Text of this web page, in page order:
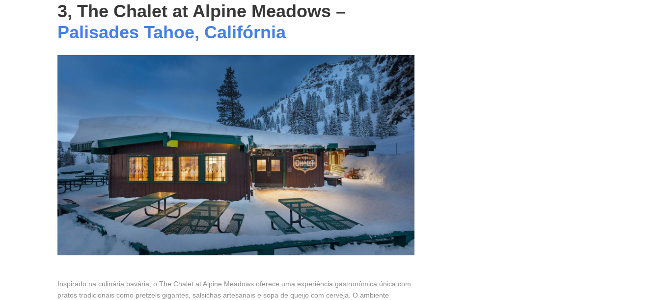
3, The Chalet at Alpine Meadows –
Palisades Tahoe, Califórnia
Inspirado na culinária bavária, o The Chalet at Alpine Meadows oferece uma experiência gastronômica única com
pratos tradicionais como pretzels gigantes, salsichas artesanais e sopa de queijo com cerveja. O ambiente